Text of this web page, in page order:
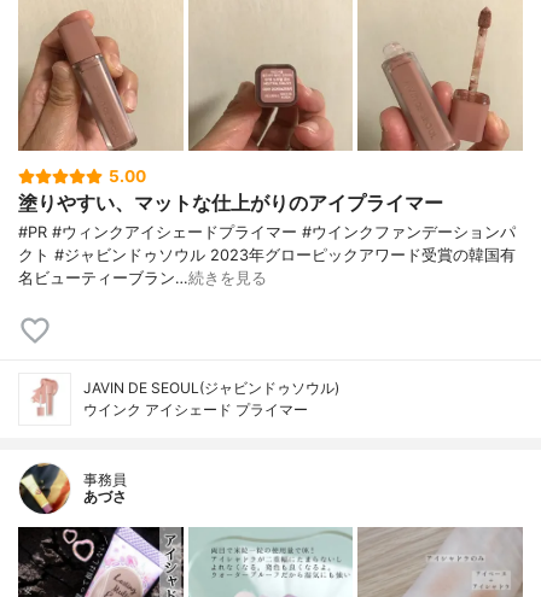
5.00
塗りやすい、マットな仕上がりのアイプライマー
#PR #ウィンクアイシェードプライマー #ウインクファンデーションパ
クト #ジャビンドゥソウル 2023年グローピックアワード受賞の韓国有
名ビューティーブラン…続きを見る
JAVIN DE SEOUL(ジャビンドゥソウル)
ウインク アイシェード プライマー
事務員
あづさ